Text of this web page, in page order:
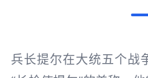
兵长提尔在大统五个战